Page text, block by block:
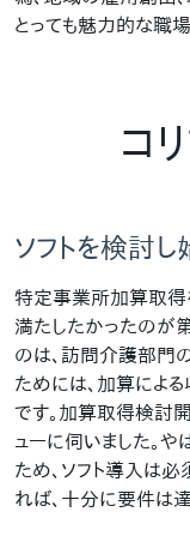
とっても魅力的な職
コ
ソフトを検討
特定事業所加算取得
満たしたかったのが
のは、訪問介護部門
ためには、加算によ
です。加算取得検討
ューに伺いました。
ため、ソフト導入は必
れば、十分に要件は達